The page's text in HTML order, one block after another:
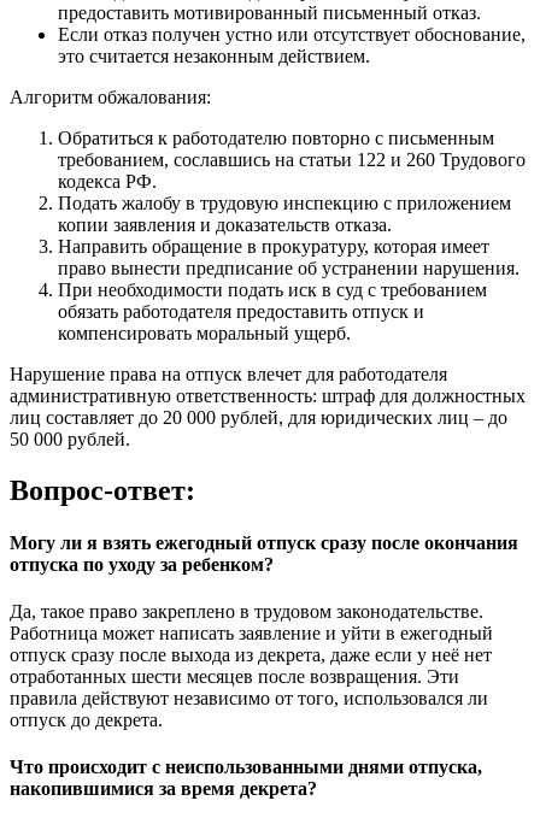
предоставить мотивированный письменный отказ.
Если отказ получен устно или отсутствует обоснование,
это считается незаконным действием.
Алгоритм обжалования:
Обратиться к работодателю повторно с письменным
требованием, сославшись на статьи 122 и 260 Трудового
кодекса РФ.
Подать жалобу в трудовую инспекцию с приложением
копии заявления и доказательств отказа.
Направить обращение в прокуратуру, которая имеет
право вынести предписание об устранении нарушения.
При необходимости подать иск в суд с требованием
обязать работодателя предоставить отпуск и
компенсировать моральный ущерб.
Нарушение права на отпуск влечет для работодателя
административную ответственность: штраф для должностных
лиц составляет до 20 000 рублей, для юридических лиц – до
50 000 рублей.
Вопрос-ответ:
Могу ли я взять ежегодный отпуск сразу после окончания
отпуска по уходу за ребенком?
Да, такое право закреплено в трудовом законодательстве.
Работница может написать заявление и уйти в ежегодный
отпуск сразу после выхода из декрета, даже если у неё нет
отработанных шести месяцев после возвращения. Эти
правила действуют независимо от того, использовался ли
отпуск до декрета.
Что происходит с неиспользованными днями отпуска,
накопившимися за время декрета?